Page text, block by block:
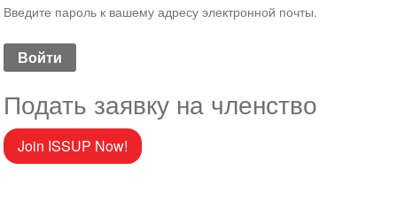
Введите пароль к вашему адресу электронной почты.
Подать заявку на членство
Join ISSUP Now!